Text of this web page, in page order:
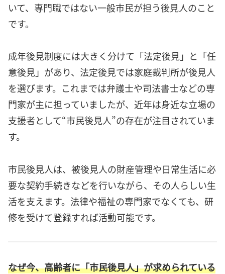
いて、専門職ではない一般市民が担う後見人のこと
です。
成年後見制度には大きく分けて「法定後見」と「任
意後見」があり、法定後見では家庭裁判所が後見人
を選びます。これまでは弁護士や司法書士などの専
門家が主に担っていましたが、近年は身近な立場の
支援者として“市民後見人”の存在が注目されていま
す。
市民後見人は、被後見人の財産管理や日常生活に必
要な契約手続きなどを行いながら、その人らしい生
活を支えます。法律や福祉の専門家でなくても、研
修を受けて登録すれば活動可能です。
なぜ今、高齢者に「市民後見人」が求められている